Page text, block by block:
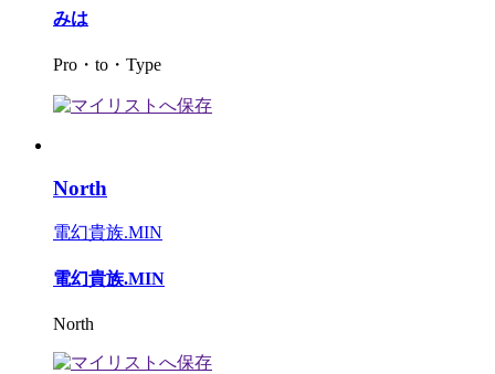
みは
Pro・to・Type
North
電幻貴族.MIN
電幻貴族.MIN
North